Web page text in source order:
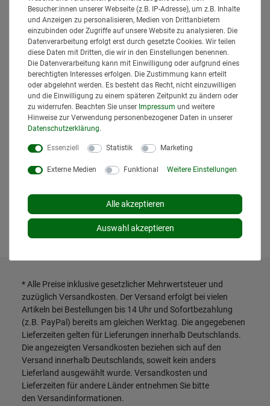
Ähnlich
Ackerschienendreieck für Dreipunkt
812mm
110,95 € *
In den Warenkorb
* Alle Preise inklusive gesetzlicher Mehrwertsteuer und
zuzüglich Versandkosten. Der Versand erfolgt bei vielen
Artikeln bei Bestellungen bis 14 Uhr und Sofortbezahlung
(z.B. PayPal) bereits am gleichen Werktag. Die angegebenen
Lieferzeiten gelten für Lieferungen innerhalb Deutschlands.
Die angezeigten Versandkosten beziehen sich auf den
Versand innerhalb Deutschlands, soweit kein anders
Lieferland ausgewählt wurde. Versandkosten und
Lieferzeiten für andere Länder entnehmen Sie bitte
den Versandinformationen.
Besucher:innen unserer Webseite (z.B. IP-Adresse), um z.B. Inhalte
und Anzeigen zu personalisieren, Medien von Drittanbietern
einzubinden oder Zugriffe auf unsere Website zu analysieren. Die
Datenverarbeitung erfolgt erst durch gesetzte Cookies. Wir teilen
diese Daten mit Dritten, die wir in den Einstellungen benennen.
Die Datenverarbeitung kann mit Einwilligung oder aufgrund eines
berechtigten Interesses erfolgen. Die Zustimmung kann erteilt
oder abgelehnt werden. Es besteht das Recht, nicht einzuwilligen
und die Einwilligung zu einem späteren Zeitpunkt zu ändern oder
zu widerrufen. Beachten Sie unser Impressum und weitere
Hinweise zur Verwendung personenbezogener Daten in unserer
Daten­schutz­erklärung.
Essenziell Statistik Marketing
Externe Medien Funktional Weitere Einstellungen
Alle akzeptieren
Auswahl akzeptieren